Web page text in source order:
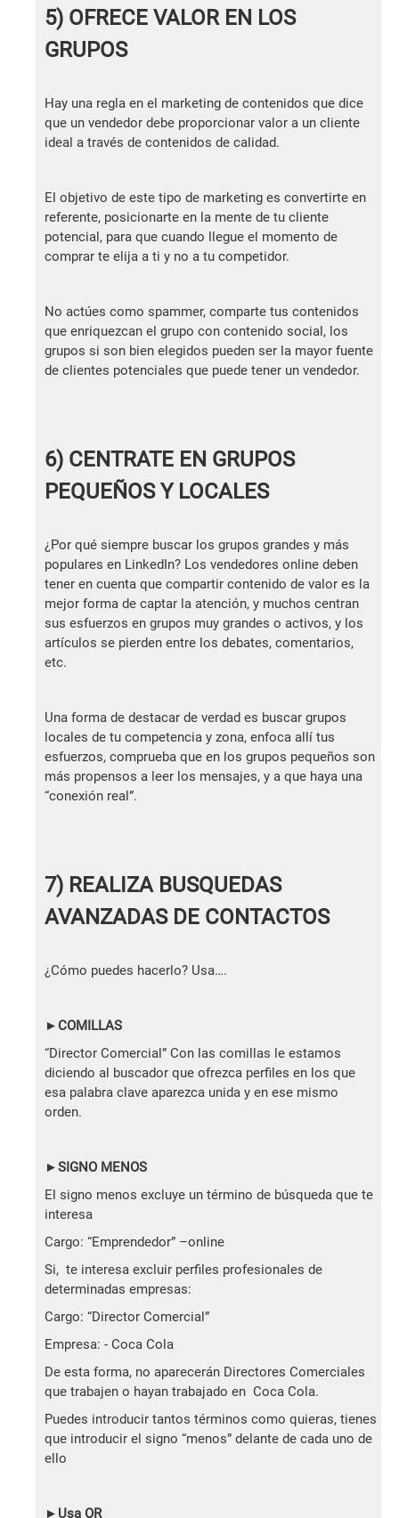
5) OFRECE VALOR EN LOS
GRUPOS
Hay una regla en el marketing de contenidos que dice
que un vendedor debe proporcionar valor a un cliente
ideal a través de contenidos de calidad.
El objetivo de este tipo de marketing es convertirte en
referente, posicionarte en la mente de tu cliente
potencial, para que cuando llegue el momento de
comprar te elija a ti y no a tu competidor.
No actúes como spammer, comparte tus contenidos
que enriquezcan el grupo con contenido social, los
grupos si son bien elegidos pueden ser la mayor fuente
de clientes potenciales que puede tener un vendedor.
6) CENTRATE EN GRUPOS
PEQUEÑOS Y LOCALES
¿Por qué siempre buscar los grupos grandes y más
populares en LinkedIn? Los vendedores online deben
tener en cuenta que compartir contenido de valor es la
mejor forma de captar la atención, y muchos centran
sus esfuerzos en grupos muy grandes o activos, y los
artículos se pierden entre los debates, comentarios,
etc.
Una forma de destacar de verdad es buscar grupos
locales de tu competencia y zona, enfoca allí tus
esfuerzos, comprueba que en los grupos pequeños son
más propensos a leer los mensajes, y a que haya una
“conexión real”.
7) REALIZA BUSQUEDAS
AVANZADAS DE CONTACTOS
¿Cómo puedes hacerlo? Usa….
►COMILLAS
“Director Comercial” Con las comillas le estamos
diciendo al buscador que ofrezca perfiles en los que
esa palabra clave aparezca unida y en ese mismo
orden.
►SIGNO MENOS
El signo menos excluye un término de búsqueda que te
interesa
Cargo: “Emprendedor” –online
Si, te interesa excluir perfiles profesionales de
determinadas empresas:
Cargo: “Director Comercial”
Empresa: - Coca Cola
De esta forma, no aparecerán Directores Comerciales
que trabajen o hayan trabajado en Coca Cola.
Puedes introducir tantos términos como quieras, tienes
que introducir el signo “menos” delante de cada uno de
ello
► Usa OR